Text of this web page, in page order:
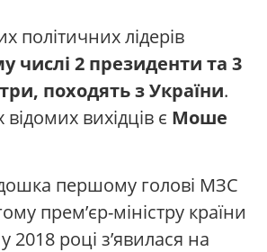
політичних лідерів
числі 2 президенти та 3
походять з України.
вихідців є Моше
першому голові МЗС
прем’єр-міністру країни
році з’явилася на